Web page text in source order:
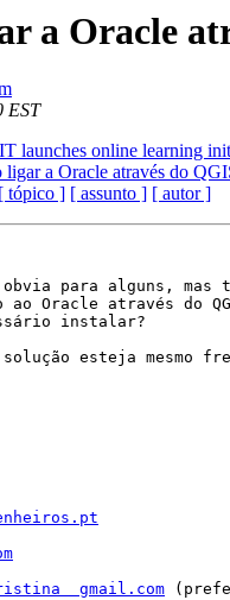
a Oracle
EST
launches online learning
a Oracle através do
[ tópico ] [ assunto ] [ autor ]
para alguns, mas
Oracle através do
instalar?
esteja mesmo
gmail.com